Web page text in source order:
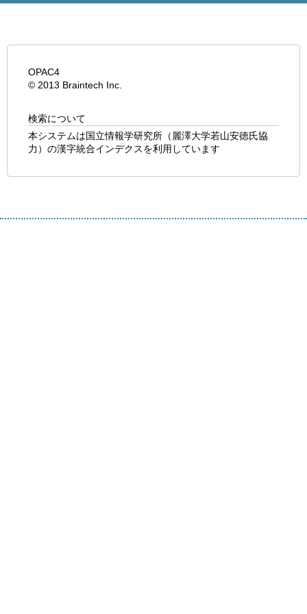
OPAC4
© 2013 Braintech Inc.
検索について
本システムは国立情報学研究所（麗澤大学若山安徳氏協
力）の漢字統合インデクスを利用しています